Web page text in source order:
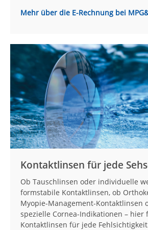
Mehr über die E-Rechnung bei
Kontaktlinsen für jede
Ob Tauschlinsen oder individuelle
formstabile Kontaktlinsen, ob
Myopie-Management-Kontaktlinsen
spezielle Cornea-Indikationen – hier
Kontaktlinsen für jede